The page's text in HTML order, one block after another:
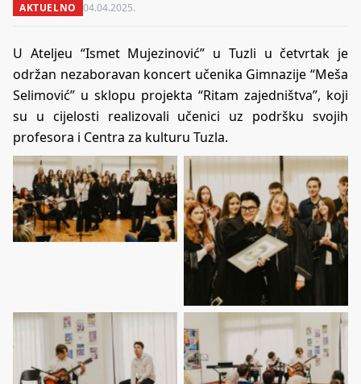
AKTUELNO 04.04.2025.
U Ateljeu “Ismet Mujezinović” u Tuzli u četvrtak je
održan nezaboravan koncert učenika Gimnazije “Meša
Selimović” u sklopu projekta “Ritam zajedništva”, koji
su u cijelosti realizovali učenici uz podršku svojih
profesora i Centra za kulturu Tuzla.